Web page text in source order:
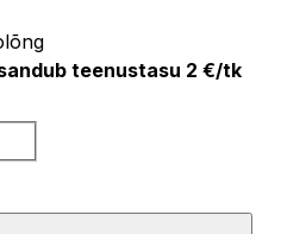
teenustasu 2 €/tk